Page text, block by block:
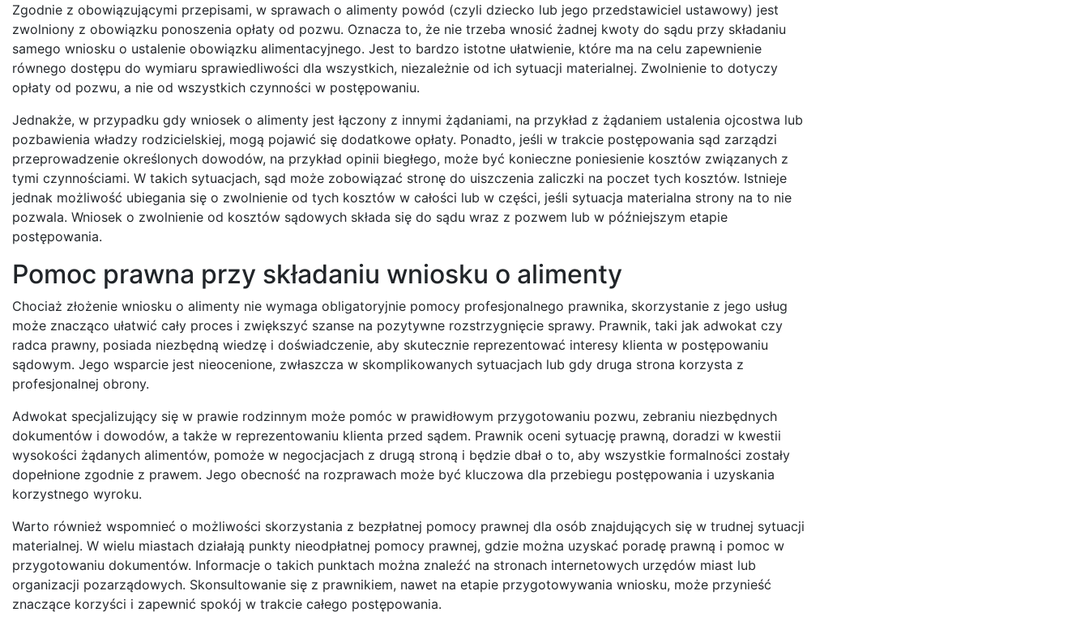
Zgodnie z obowiązującymi przepisami, w sprawach o alimenty powód (czyli dziecko lub jego przedstawiciel ustawowy) jest
zwolniony z obowiązku ponoszenia opłaty od pozwu. Oznacza to, że nie trzeba wnosić żadnej kwoty do sądu przy składaniu
samego wniosku o ustalenie obowiązku alimentacyjnego. Jest to bardzo istotne ułatwienie, które ma na celu zapewnienie
równego dostępu do wymiaru sprawiedliwości dla wszystkich, niezależnie od ich sytuacji materialnej. Zwolnienie to dotyczy
opłaty od pozwu, a nie od wszystkich czynności w postępowaniu.
Jednakże, w przypadku gdy wniosek o alimenty jest łączony z innymi żądaniami, na przykład z żądaniem ustalenia ojcostwa lub
pozbawienia władzy rodzicielskiej, mogą pojawić się dodatkowe opłaty. Ponadto, jeśli w trakcie postępowania sąd zarządzi
przeprowadzenie określonych dowodów, na przykład opinii biegłego, może być konieczne poniesienie kosztów związanych z
tymi czynnościami. W takich sytuacjach, sąd może zobowiązać stronę do uiszczenia zaliczki na poczet tych kosztów. Istnieje
jednak możliwość ubiegania się o zwolnienie od tych kosztów w całości lub w części, jeśli sytuacja materialna strony na to nie
pozwala. Wniosek o zwolnienie od kosztów sądowych składa się do sądu wraz z pozwem lub w późniejszym etapie
postępowania.
Pomoc prawna przy składaniu wniosku o alimenty
Chociaż złożenie wniosku o alimenty nie wymaga obligatoryjnie pomocy profesjonalnego prawnika, skorzystanie z jego usług
może znacząco ułatwić cały proces i zwiększyć szanse na pozytywne rozstrzygnięcie sprawy. Prawnik, taki jak adwokat czy
radca prawny, posiada niezbędną wiedzę i doświadczenie, aby skutecznie reprezentować interesy klienta w postępowaniu
sądowym. Jego wsparcie jest nieocenione, zwłaszcza w skomplikowanych sytuacjach lub gdy druga strona korzysta z
profesjonalnej obrony.
Adwokat specjalizujący się w prawie rodzinnym może pomóc w prawidłowym przygotowaniu pozwu, zebraniu niezbędnych
dokumentów i dowodów, a także w reprezentowaniu klienta przed sądem. Prawnik oceni sytuację prawną, doradzi w kwestii
wysokości żądanych alimentów, pomoże w negocjacjach z drugą stroną i będzie dbał o to, aby wszystkie formalności zostały
dopełnione zgodnie z prawem. Jego obecność na rozprawach może być kluczowa dla przebiegu postępowania i uzyskania
korzystnego wyroku.
Warto również wspomnieć o możliwości skorzystania z bezpłatnej pomocy prawnej dla osób znajdujących się w trudnej sytuacji
materialnej. W wielu miastach działają punkty nieodpłatnej pomocy prawnej, gdzie można uzyskać poradę prawną i pomoc w
przygotowaniu dokumentów. Informacje o takich punktach można znaleźć na stronach internetowych urzędów miast lub
organizacji pozarządowych. Skonsultowanie się z prawnikiem, nawet na etapie przygotowywania wniosku, może przynieść
znaczące korzyści i zapewnić spokój w trakcie całego postępowania.